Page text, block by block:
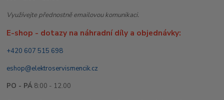
Využívejte přednostně emailovou komunikaci.
E-shop - dotazy na náhradní díly a objednávky:
+420 607 515 698
eshop@elektroservismencik.cz
PO - PÁ 8:00 - 12.00